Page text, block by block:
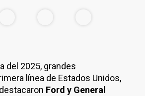
del 2025, grandes
línea de Estados Unidos,
Ford y General